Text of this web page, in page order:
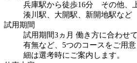
兵庫駅から徒歩16分 その他、
湊川駅、大開駅、新開地駅など
試用期間
試用期間3ヵ月 働き方に合わせ
有無など、5つのコースをご用意
細は選考時にご案内します。